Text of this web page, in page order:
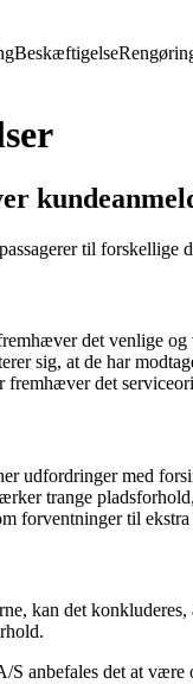
Beskæftigelse
til
det venlige og
sig, at de har
fremhæver det
udfordringer med
trange
forventninger til
kan det
S anbefales det at